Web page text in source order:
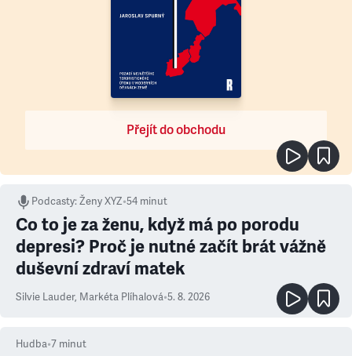
Přejít do obchodu
Podcasty:Ženy XYZ•54 minut
Co to je za ženu, když má po porodu
depresi? Proč je nutné začít brát vážně
duševní zdraví matek
Silvie Lauder, Markéta Plíhalová•5. 8. 2026
Hudba•7 minut